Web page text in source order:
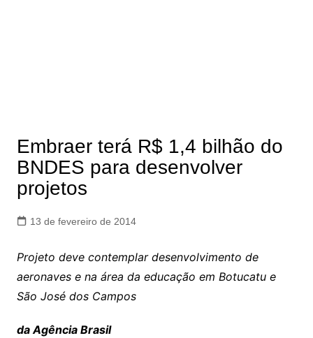
Embraer terá R$ 1,4 bilhão do
BNDES para desenvolver
projetos
13 de fevereiro de 2014
Projeto deve contemplar desenvolvimento de
aeronaves e na área da educação em Botucatu e
São José dos Campos
da Agência Brasil